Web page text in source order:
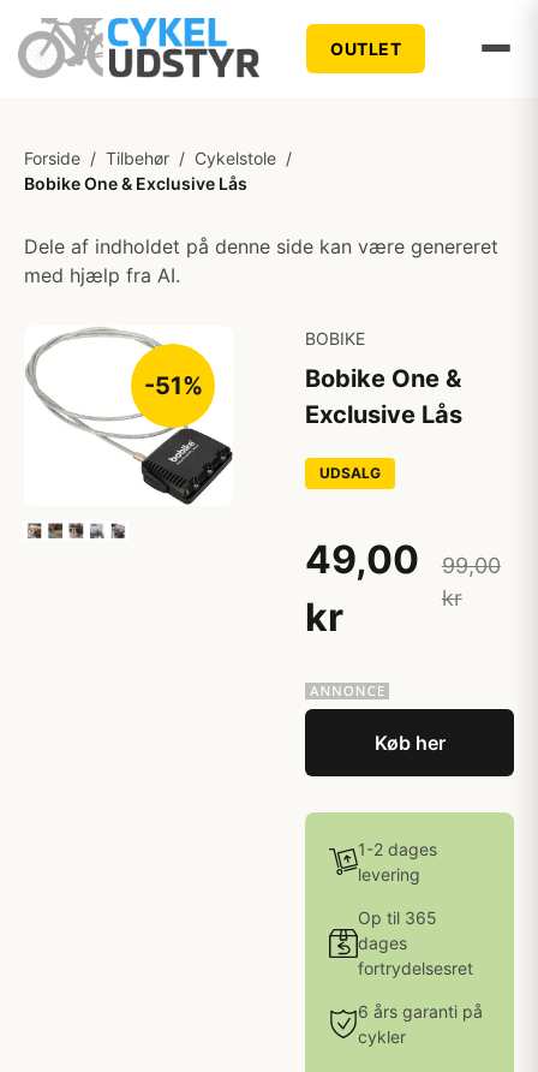
OUTLET
Forside / Tilbehør / Cykelstole /
Bobike One & Exclusive Lås
Dele af indholdet på denne side kan være genereret
med hjælp fra AI.
-51%
BOBIKE
Bobike One &
Exclusive Lås
UDSALG
49,00
kr
99,00
kr
Køb her
1-2 dages
levering
Op til 365
dages
fortrydelsesret
6 års garanti på
cykler